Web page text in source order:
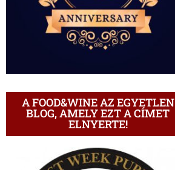
A FOOD&WINE AZ EGYETLEN
BLOG, AMELY EZT A CÍMET
ELNYERTE!